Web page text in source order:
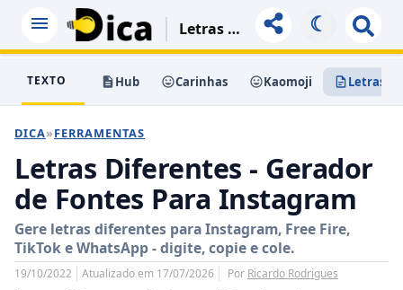
Letras Diferentes - Gerador De Fontes Para Instagram ☾
TEXTO Hub Carinhas Kaomoji Letras
DICA»FERRAMENTAS
Letras Diferentes - Gerador
de Fontes Para Instagram
Gere letras diferentes para Instagram, Free Fire,
TikTok e WhatsApp - digite, copie e cole.
19/10/2022 Atualizado em 17/07/2026 Por Ricardo Rodrigues